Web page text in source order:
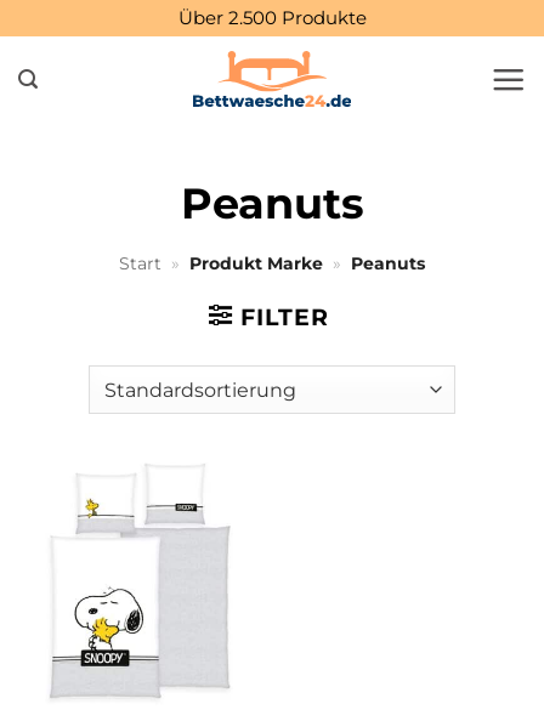
springen
Über 2.500 Produkte
Peanuts
Start » Produkt Marke » Peanuts
FILTER